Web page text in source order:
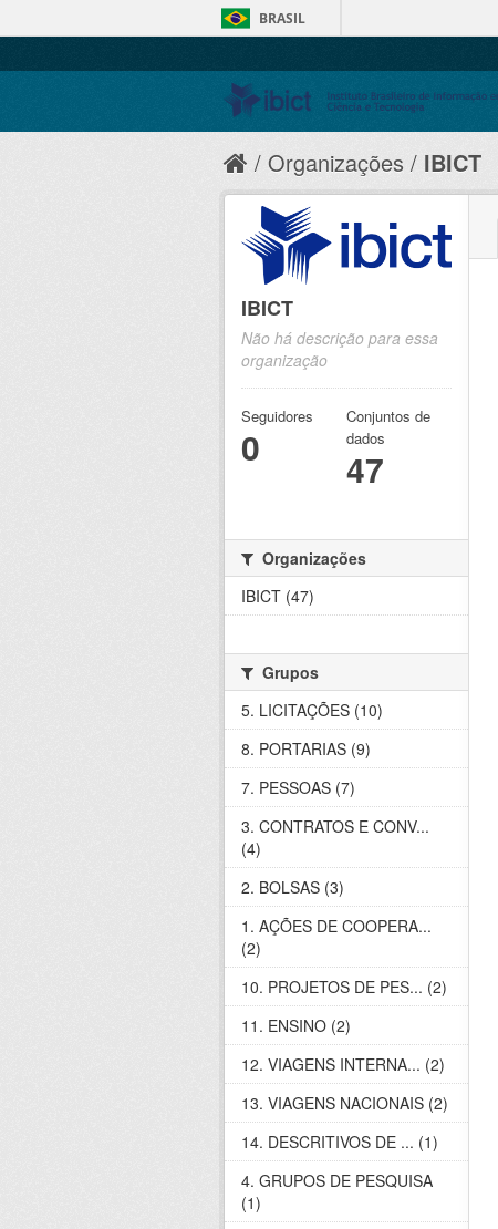
BRASIL
Organizações IBICT
IBICT
Não há descrição para essa
organização
Seguidores
0
Conjuntos de
dados
47
Organizações
IBICT (47)
Grupos
5. LICITAÇÕES (10)
8. PORTARIAS (9)
7. PESSOAS (7)
3. CONTRATOS E CONV...
(4)
2. BOLSAS (3)
1. AÇÕES DE COOPERA...
(2)
10. PROJETOS DE PES... (2)
11. ENSINO (2)
12. VIAGENS INTERNA... (2)
13. VIAGENS NACIONAIS (2)
14. DESCRITIVOS DE ... (1)
4. GRUPOS DE PESQUISA
(1)